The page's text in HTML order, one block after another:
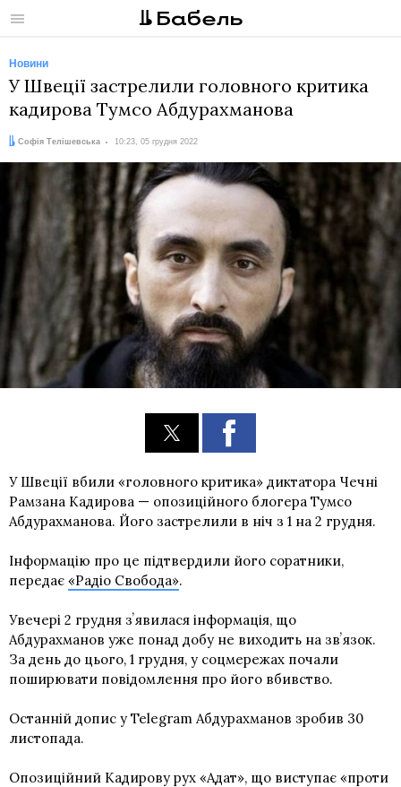
Меню
Новини
У Швеції застрелили головного критика
кадирова Тумсо Абдурахманова
Автор:
Софія Телішевська
Дата: 10:23, 05 грудня 2022
У Швеції вбили «головного критика» диктатора Чечні
Рамзана Кадирова — опозиційного блогера Тумсо
Абдурахманова. Його застрелили в ніч з 1 на 2 грудня.
Інформацію про це підтвердили його соратники,
передає «Радіо Свобода».
Увечері 2 грудня зʼявилася інформація, що
Абдурахманов уже понад добу не виходить на звʼязок.
За день до цього, 1 грудня, у соцмережах почали
поширювати повідомлення про його вбивство.
Останній допис у Telegram Абдурахманов зробив 30
листопада.
Опозиційний Кадирову рух «Адат», що виступає «проти